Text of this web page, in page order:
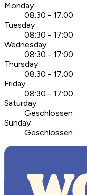
Monday
08:30 - 17:00
Tuesday
08:30 - 17:00
Wednesday
08:30 - 17:00
Thursday
08:30 - 17:00
Friday
08:30 - 17:00
Saturday
Geschlossen
Sunday
Geschlossen